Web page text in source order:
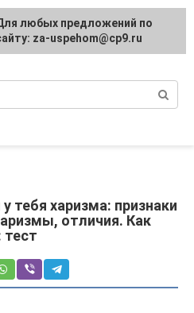
и
тебя харизма: признаки
отличия. Как
тест
любых предложений по
za-uspehom@cp9.ru